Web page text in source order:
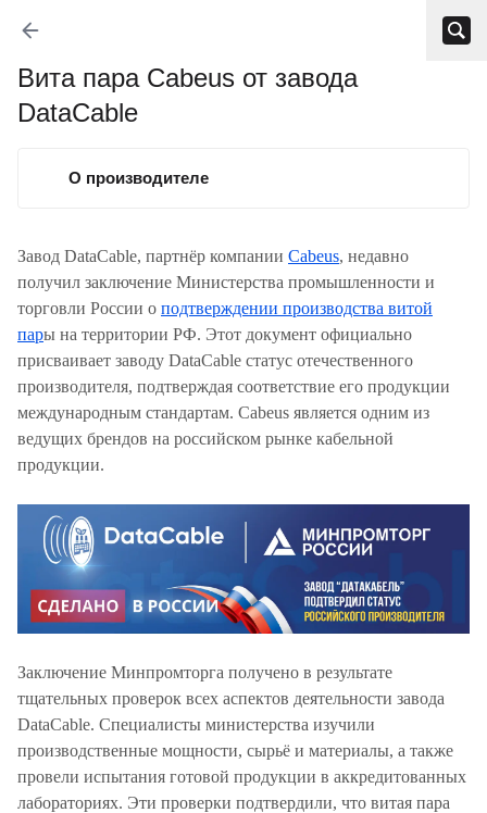
Вита пара Cabeus от завода
DataCable
О производителе
Завод DataCable, партнёр компании Cabeus, недавно
получил заключение Министерства промышленности и
торговли России о подтверждении производства витой
пары на территории РФ. Этот документ официально
присваивает заводу DataCable статус отечественного
производителя, подтверждая соответствие его продукции
международным стандартам. Cabeus является одним из
ведущих брендов на российском рынке кабельной
продукции.
Заключение Минпромторга получено в результате
тщательных проверок всех аспектов деятельности завода
DataCable. Специалисты министерства изучили
производственные мощности, сырьё и материалы, а также
провели испытания готовой продукции в аккредитованных
лабораториях. Эти проверки подтвердили, что витая пара